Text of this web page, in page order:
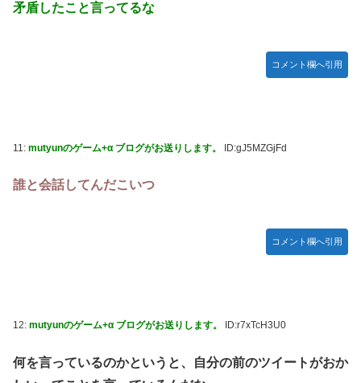
矛盾したこと言ってるな
コメント欄へ引用
11: mutyunのゲーム+α ブログがお送りします。 ID:gJ5MZGjFd
誰と会話してんだこいつ
コメント欄へ引用
12: mutyunのゲーム+α ブログがお送りします。 ID:r7xTcH3U0
何を言っているのかというと、自分の前のツイートがおか